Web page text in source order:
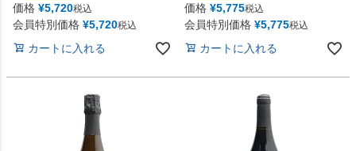
価格 ¥5,720税込
会員特別価格 ¥5,720税込
カートに入れる
価格 ¥5,775税込
会員特別価格 ¥5,775税込
カートに入れる